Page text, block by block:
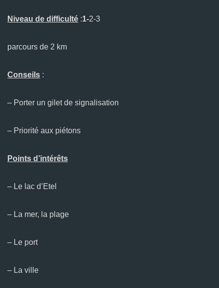
Niveau de difficulté :1-2-3
parcours de 2 km
Conseils :
– Porter un gilet de signalisation
– Priorité aux piétons
Points d’intérêts
– Le lac d’Etel
– La mer, la plage
– Le port
– La ville